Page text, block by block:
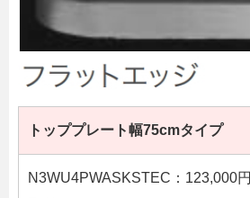
トッププレート幅75cmタイプ
N3WU4PWASKSTEC：123,000円